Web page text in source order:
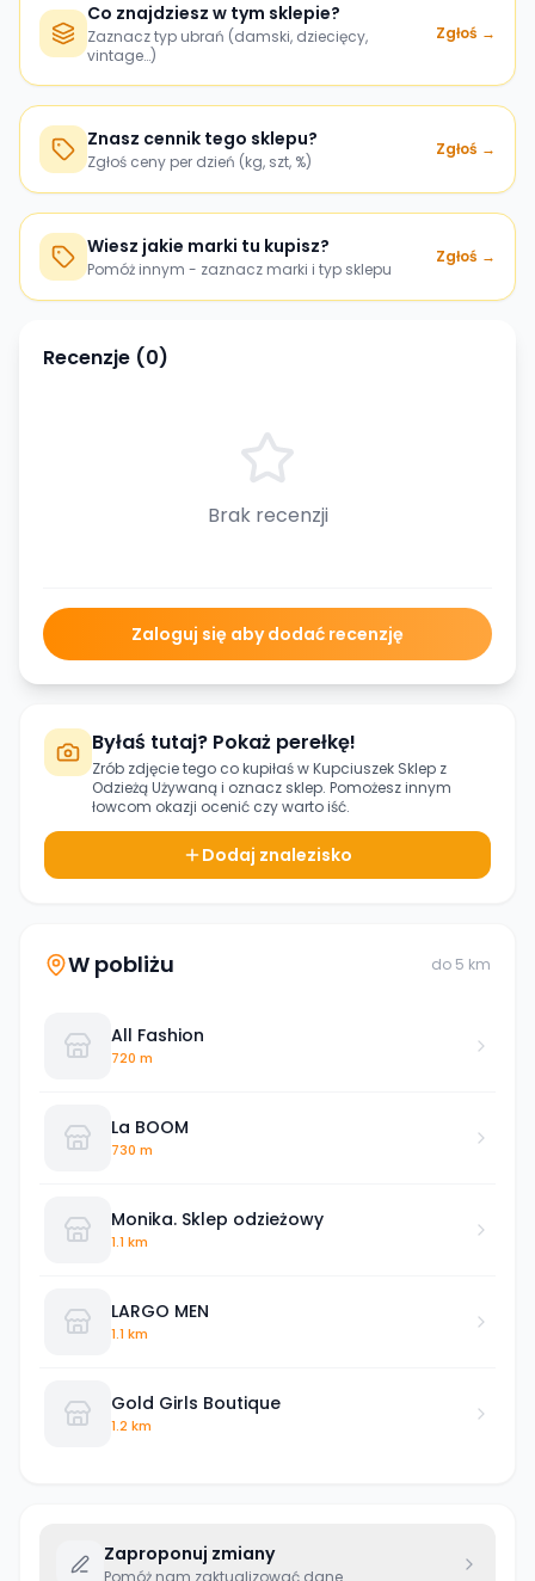
Co znajdziesz w tym sklepie?
Zaznacz typ ubrań (damski, dziecięcy,
vintage…)
Zgłoś →
Znasz cennik tego sklepu?
Zgłoś ceny per dzień (kg, szt, %)
Zgłoś →
Wiesz jakie marki tu kupisz?
Pomóż innym - zaznacz marki i typ sklepu
Zgłoś →
Recenzje (0)
Brak recenzji
Zaloguj się aby dodać recenzję
Byłaś tutaj? Pokaż perełkę!
Zrób zdjęcie tego co kupiłaś wKupciuszek Sklep z
Odzieżą Używanąi oznacz sklep. Pomożesz innym
łowcom okazji ocenić czy warto iść.
Dodaj znalezisko
W pobliżu do 5 km
All Fashion
720 m
La BOOM
730 m
Monika. Sklep odzieżowy
1.1 km
LARGO MEN
1.1 km
Gold Girls Boutique
1.2 km
Zaproponuj zmiany
Pomóż nam zaktualizować dane